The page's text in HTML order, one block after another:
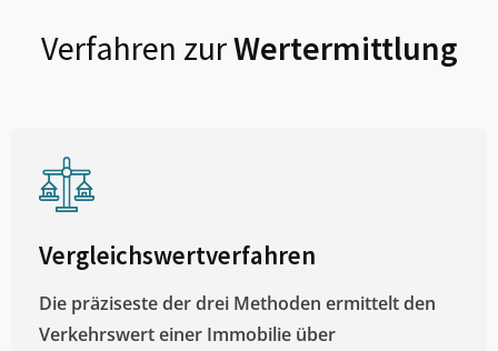
Verfahren zurWertermittlung
Vergleichswertverfahren
Die präziseste der drei Methoden ermittelt den
Verkehrswert einer Immobilie über